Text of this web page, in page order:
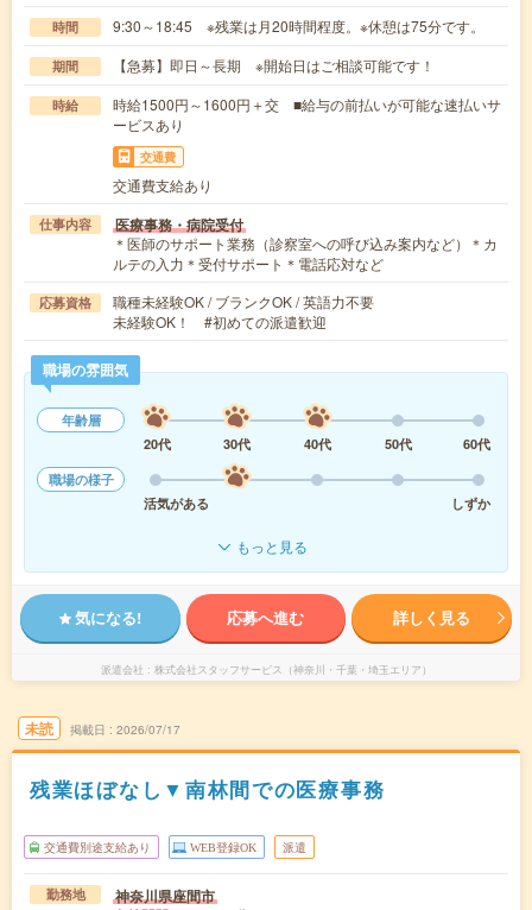
時間 9:30～18:45 ※残業は月20時間程度。※休憩は75分です。
期間 【急募】即日～長期 ※開始日はご相談可能です！
時給
時給1500円～1600円＋交 ■給与の前払いが可能な速払いサ
ービスあり
交通費
交通費支給あり
仕事内容 医療事務・病院受付
＊医師のサポート業務（診察室への呼び込み案内など）＊カ
ルテの入力＊受付サポート＊電話応対など
応募資格
職種未経験OK / ブランクOK / 英語力不要
未経験OK！ #初めての派遣歓迎
職場の雰囲気
年齢層
20代
30代 40代 50代
60代
職場の様子
活気がある
しずか
もっと見る
気になる! 応募へ進む 詳しく見る
派遣会社 株式会社スタッフサービス（神奈川・千葉・埼玉エリア）
未読 掲載日 2026/07/17
残業ほぼなし▼南林間での医療事務
交通費別途支給あり WEB登録OK 派遣
勤務地 神奈川県座間市